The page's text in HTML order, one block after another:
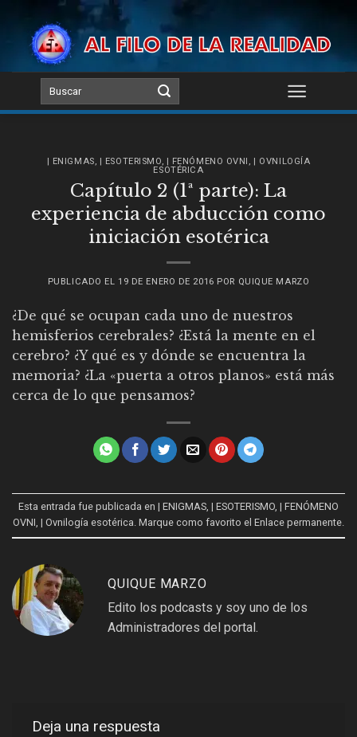
content
| ENIGMAS, | ESOTERISMO, | FENÓMENO OVNI , | OVNILOGÍA
ESOTÉRICA
Capítulo 2 (1ª parte): La
experiencia de abducción como
iniciación esotérica
PUBLICADO EL 19 DE ENERO DE 2016 POR QUIQUE MARZO
¿De qué se ocupan cada uno de nuestros
hemisferios cerebrales? ¿Está la mente en el
cerebro? ¿Y qué es y dónde se encuentra la
memoria? ¿La «puerta a otros planos» está más
cerca de lo que pensamos?
Esta entrada fue publicada en | ENIGMAS | ESOTERISMO | FENÓMENO
OVNI | Ovnilogía esotérica . Marque como favorito el Enlace permanente
QUIQUE MARZO
Edito los podcasts y soy uno de los
Administradores del portal.
Deja una respuesta